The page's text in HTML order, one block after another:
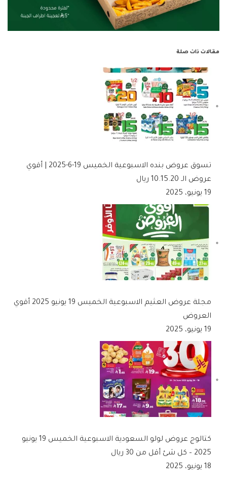
مقالات ذات صلة
تسوق عروض بنده الاسبوعية الخميس 19-6-2025 | أقوي
عروض الـ 10.15.20 ريال
19 يونيو، 2025
مجلة عروض العثيم الاسبوعية الخميس 19 يونيو 2025 أقوي
العروض
19 يونيو، 2025
كتالوج عروض لولو السعودية الاسبوعية الخميس 19 يونيو
2025 – كل شئ أقل من 30 ريال
18 يونيو، 2025